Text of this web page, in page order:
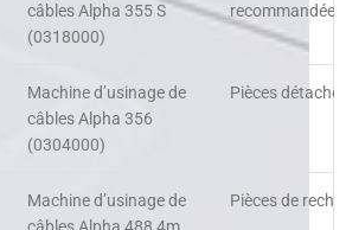
câbles Alpha 355 S
(0318000)
Machine d’usinage de
câbles Alpha 356
(0304000)
Pièces
Machine d’usinage de
Pièces de